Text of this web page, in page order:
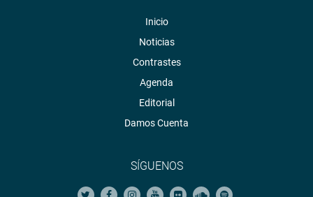
Inicio
Noticias
Contrastes
Agenda
Editorial
Damos Cuenta
SÍGUENOS